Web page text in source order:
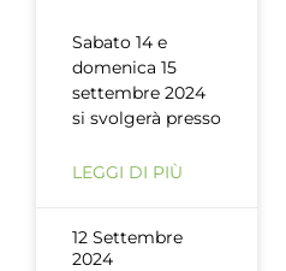
Sabato 14 e
domenica 15
settembre 2024
si svolgerà presso
LEGGI DI PIÙ
12 Settembre
2024